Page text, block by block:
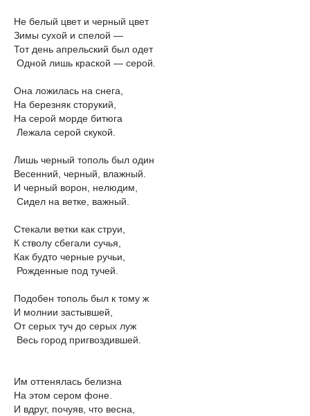
Не белый цвет и черный цвет
Зимы сухой и спелой —
Тот день апрельский был одет
Одной лишь краской — серой.
Она ложилась на снега,
На березняк сторукий,
На серой морде битюга
Лежала серой скукой.
Лишь черный тополь был один
Весенний, черный, влажный.
И черный ворон, нелюдим,
Сидел на ветке, важный.
Стекали ветки как струи,
К стволу сбегали сучья,
Как будто черные ручьи,
Рожденные под тучей.
Подобен тополь был к тому ж
И молнии застывшей,
От серых туч до серых луж
Весь город пригвоздившей.
Им оттенялась белизна
На этом сером фоне.
И вдруг, почуяв, что весна,